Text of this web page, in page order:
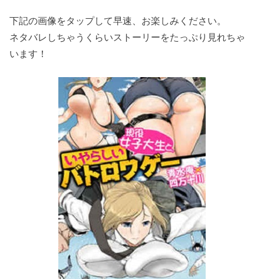
下記の画像をタップして早速、お楽しみください。
ネタバレしちゃうくらいストーリーをたっぷり見れちゃ
います！